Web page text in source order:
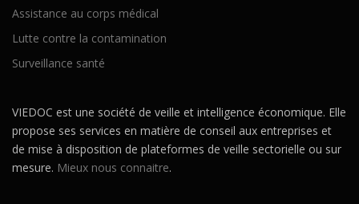
Assistance au corps médical
Lutte contre la contamination
Surveillance santé
VIEDOC est une société de veille et intelligence économique. Elle
propose ses services en matière de conseil aux entreprises et
de mise à disposition de plateformes de veille sectorielle ou sur
mesure. Mieux nous connaitre.